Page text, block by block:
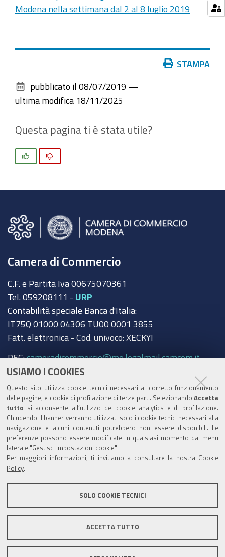
USIAMO I COOKIES
Questo sito utilizza cookie tecnici necessari al corretto funzionamento
delle pagine, e cookie di profilazione di terze parti. Selezionando Accetta
tutto si acconsente all’utilizzo dei cookie analytics e di profilazione.
Chiudendo il banner verranno utilizzati solo i cookie tecnici necessari alla
navigazione e alcuni contenuti potrebbero non essere disponibili. Le
preferenze possono essere modificate in qualsiasi momento dal menu
laterale "Gestisci impostazioni cookie".
Per maggiori informazioni, ti invitiamo a consultare la nostra Cookie
Policy
SOLO COOKIE TECNICI
ACCETTA TUTTO
Modena nella settimana dal 2 al 8 luglio 2019
documento
STAMPA
pubblicato il 08/07/2019 —
ultima modifica 18/11/2025
Questa pagina ti è stata utile?
Camera di Commercio
C.F. e Partita Iva 00675070361
Tel. 059208111 - URP
Contabilità speciale Banca d'Italia:
IT75Q 01000 04306 TU00 0001 3855
Fatt. elettronica - Cod. univoco: XECKYI
PEC:cameradicommercio@mo.legalmail.camcom.it
Trasparenza
Amministrazione trasparente
Albo Camerale
Pubblicità Legale
Area riservata Amministratori
Informativa generale
Informative privacy
Accessibilità
Note legali